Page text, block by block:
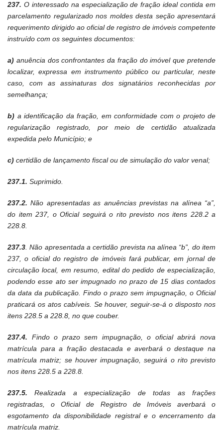
237. O interessado na especialização de fração ideal contida em
parcelamento regularizado nos moldes desta seção apresentará
requerimento dirigido ao oficial de registro de imóveis competente
instruído com os seguintes documentos:
a) anuência dos confrontantes da fração do imóvel que pretende
localizar, expressa em instrumento público ou particular, neste
caso, com as assinaturas dos signatários reconhecidas por
semelhança;
b) a identificação da fração, em conformidade com o projeto de
regularização registrado, por meio de certidão atualizada
expedida pelo Município; e
c) certidão de lançamento fiscal ou de simulação do valor venal;
237.1. Suprimido.
237.2.Não apresentadas as anuências previstas na alínea “a”,
do item 237, o Oficial seguirá o rito previsto nos itens 228.2 a
228.8.
237.3 . Não apresentada a certidão prevista na alínea “b”, do item
237, o oficial do registro de imóveis fará publicar, em jornal de
circulação local, em resumo, edital do pedido de especialização,
podendo esse ato ser impugnado no prazo de 15 dias contados
da data da publicação. Findo o prazo sem impugnação, o Oficial
praticará os atos cabíveis. Se houver, seguir-se-á o disposto nos
itens 228.5 a 228.8, no que couber.
237.4. Findo o prazo sem impugnação, o oficial abrirá nova
matrícula para a fração destacada e averbará o destaque na
matrícula matriz; se houver impugnação, seguirá o rito previsto
nos itens 228.5 a 228.8.
237.5.Realizada a especialização de todas as frações
registradas, o Oficial de Registro de Imóveis averbará o
esgotamento da disponibilidade registral e o encerramento da
matrícula matriz.